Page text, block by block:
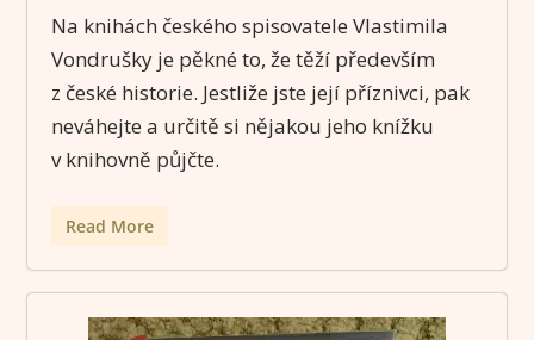
Na knihách českého spisovatele Vlastimila
Vondrušky je pěkné to, že těží především
z české historie. Jestliže jste její příznivci, pak
neváhejte a určitě si nějakou jeho knížku
v knihovně půjčte.
Read More